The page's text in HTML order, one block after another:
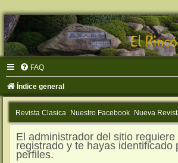
FAQ
Índice general
Revista Clasica Nuestro Facebook Nueva
El administrador del sitio
registrado y te hayas identificado
perfiles.